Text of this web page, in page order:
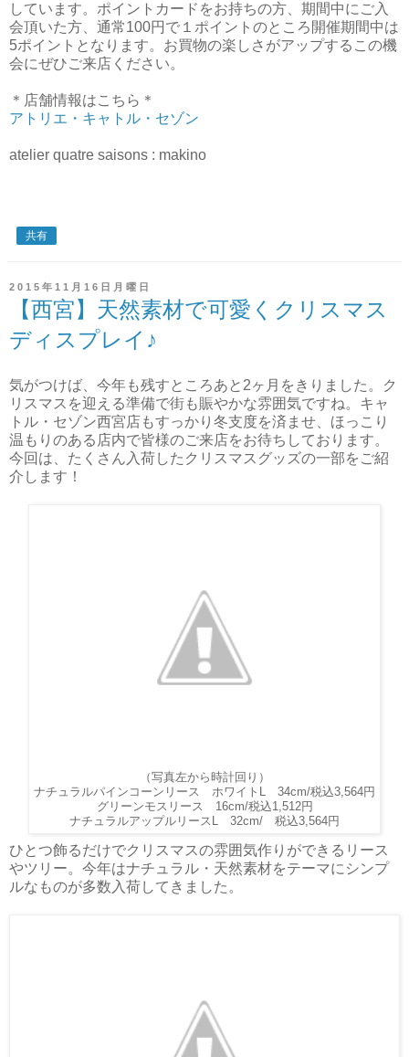
しています。ポイントカードをお持ちの方、期間中にご入
会頂いた方、通常100円で１ポイントのところ開催期間中は
5ポイントとなります。お買物の楽しさがアップするこの機
会にぜひご来店ください。
＊店舗情報はこちら＊
アトリエ・キャトル・セゾン
atelier quatre saisons : makino
共有
2015年11月16日月曜日
【西宮】天然素材で可愛くクリスマス
ディスプレイ♪
気がつけば、今年も残すところあと2ヶ月をきりました。ク
リスマスを迎える準備で街も賑やかな雰囲気ですね。キャ
トル・セゾン西宮店もすっかり冬支度を済ませ、ほっこり
温もりのある店内で皆様のご来店をお待ちしております。
今回は、たくさん入荷したクリスマスグッズの一部をご紹
介します！
（写真左から時計回り）
ナチュラルパインコーンリース ホワイトL 34cm/税込3,564円
グリーンモスリース 16cm/税込1,512円
ナチュラルアップルリースL 32cm/ 税込3,564円
ひとつ飾るだけでクリスマスの雰囲気作りができるリース
やツリー。今年はナチュラル・天然素材をテーマにシンプ
ルなものが多数入荷してきました。